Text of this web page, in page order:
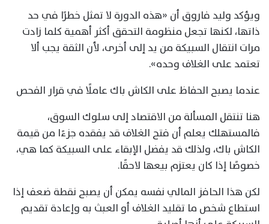
ويؤكد وليد فاروق أن «هذه الدورة لا تمثل خطرًا في حد
ذاتها، لكنها تجعل منظومة التحقق أكثر أهمية كلما زادت
مرات انتقال السبيكة من يد إلى أخرى، لأن الثقة يجب ألا
تعتمد على الغلاف وحده».
عندما يصبح الحفاظ على الكاش باك عاملًا في قرار الفحص
هنا تنتقل المسألة من الاقتصاد إلى سلوك السوق،
فالمستهلك يعلم أن فتح الغلاف قد يفقده جزءًا من قيمة
الكاش باك، ولذلك قد يفضل الإبقاء على السبيكة كما هي،
خصوصًا إذا كان يعتزم بيعها لاحقًا.
لكن هذا الحافز المالي نفسه يمكن أن يصبح نقطة ضعف إذا
استطاع شخص ما تقليد الغلاف أو العبث به وإعادة تقديم